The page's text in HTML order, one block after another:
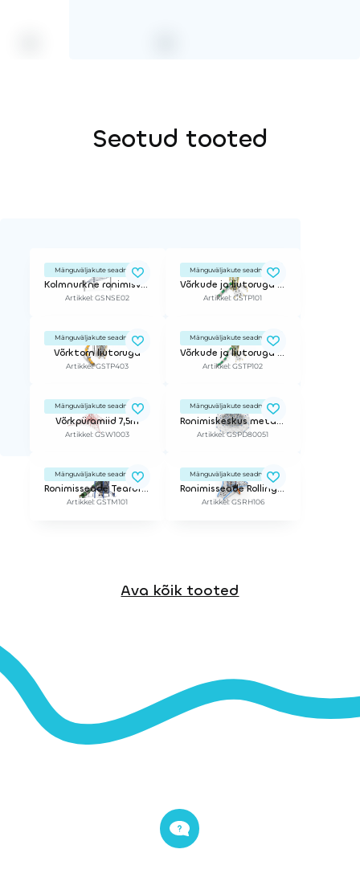
Seotud tooted
Mänguväljakute seadmed
Kolmnurkne ronimisvõrk
Artikkel: GSNSE02
Mänguväljakute seadmed
Võrkude ja liutoruga mängukeskus
Artikkel: GSTP101
Mänguväljakute seadmed
Võrktorn liutoruga
Artikkel: GSTP403
Mänguväljakute seadmed
Võrkude ja liutoruga mängukeskus
Artikkel: GSTP102
Mänguväljakute seadmed
Võrkpüramiid 7,5m
Artikkel: GSW1003
Mänguväljakute seadmed
Ronimiskeskus metallraami ja võrguga
Artikkel: GSPD80051
Mänguväljakute seadmed
Ronimisseade Teardrop Maze S
Artikkel: GSTM101
Mänguväljakute seadmed
Ronimisseade Rolling hills
Artikkel: GSRH106
Ava kõik tooted